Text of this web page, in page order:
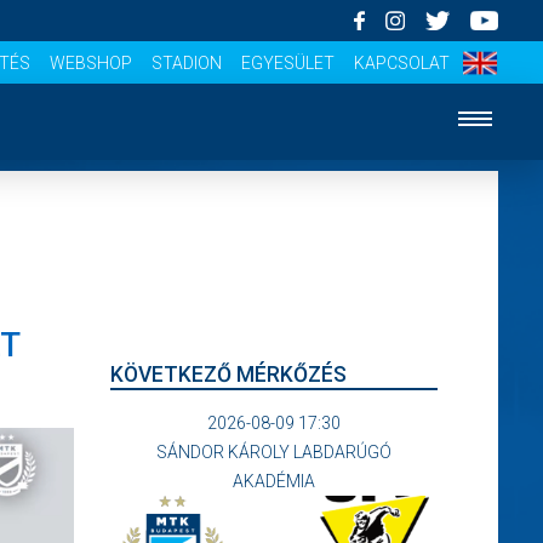
WEBSHOP STADION EGYESÜLET KAPCSOLAT
KÖVETKEZŐ MÉRKŐZÉS
2026-08-09 17:30
SÁNDOR KÁROLY LABDARÚGÓ
AKADÉMIA